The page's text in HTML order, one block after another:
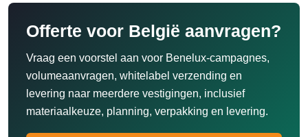
Offerte voor België aanvragen?
Vraag een voorstel aan voor Benelux-campagnes,
volumeaanvragen, whitelabel verzending en
levering naar meerdere vestigingen, inclusief
materiaalkeuze, planning, verpakking en levering.